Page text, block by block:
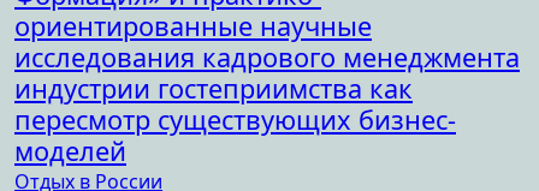
ориентированные научные
исследования кадрового менеджмента
индустрии гостеприимства как
пересмотр существующих бизнес-
моделей
Отдых в России